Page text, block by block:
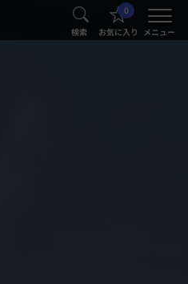
検索
0
お気に入り メニュー
®